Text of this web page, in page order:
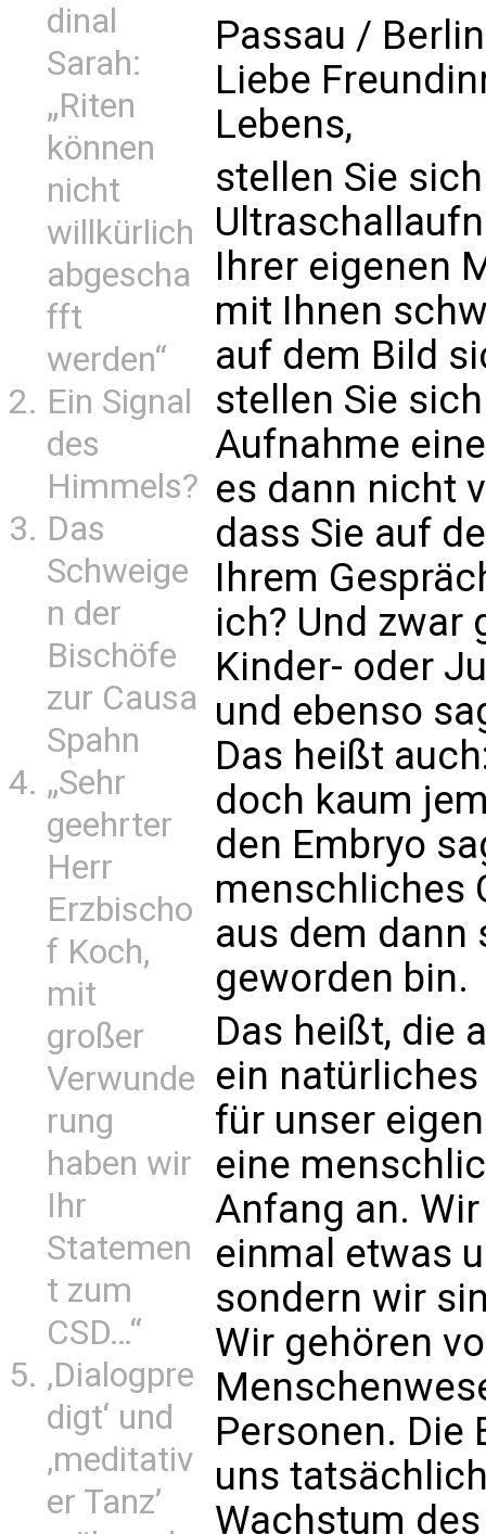
dinal
Sarah:
„Riten
können
nicht
willkürlich
abgescha
fft
werden“
Ein Signal
des
Himmels?
Das
Schweige
n der
Bischöfe
zur Causa
Spahn
„Sehr
geehrter
Herr
Erzbischo
f Koch,
mit
großer
Verwunde
rung
haben wir
Ihr
Statemen
t zum
CSD…“
‚Dialogpre
digt‘ und
‚meditativ
er Tanz’
Passau /
Liebe
Lebens,
stellen Sie
Ihrer eigenen
mit Ihnen
auf dem Bild
stellen Sie
Aufnahme
es dann nicht
dass Sie auf
Ihrem
ich? Und
Kinder- oder
und ebenso
Das heißt
doch kaum
den Embryo
menschliches
aus dem dann
geworden bin.
Das heißt, die
ein
für unser
eine
Anfang an.
einmal etwas
sondern wir
Wir gehören
Personen. Die
uns
Wachstum